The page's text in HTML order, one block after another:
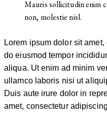
Mauris sollicitudin enim
non, molestie nisl.
Lorem ipsum dolor sit
do eiusmod tempor
aliqua. Ut enim ad minim
ullamco laboris nisi ut
Duis aute irure dolor in
amet, consectetur